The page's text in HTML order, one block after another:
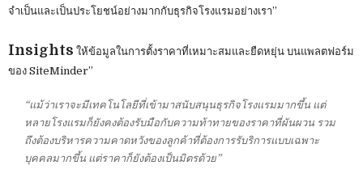
จำเป็นและเป็นประโยชน์อย่างมากกับธุรกิจโรงแรมอย่างเรา”
Insights ให้ข้อมูลในการตั้งราคาที่เหมาะสมและยืดหยุ่น บนแพลตฟอร์ม
ของ SiteMinder”
“แม้ว่าเราจะมีเทคโนโลยีที่เข้ามาสนับสนุนธุรกิจโรงแรมมากขึ้น แต่
หลายโรงแรมก็ยังคงต้องรับมือกับความท้าทายของราคาที่ผันผวน รวม
ถึงต้องบริหารความคาดหวังของลูกค้าที่ต้องการรับริการแบบเฉพาะ
บุคคลมากขึ้น แต่ราคาก็ยังต้องเป็นมิตรด้วย”